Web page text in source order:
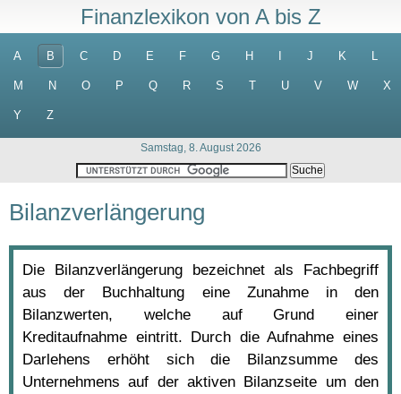
Finanzlexikon von A bis Z
A B C D E F G H J K L
M N O P Q R S T U V W X
Y Z
Samstag, 8. August 2026
Bilanzverlängerung
Die Bilanzverlängerung bezeichnet als Fachbegriff
aus der Buchhaltung eine Zunahme in den
Bilanzwerten, welche auf Grund einer
Kreditaufnahme eintritt. Durch die Aufnahme eines
Darlehens erhöht sich die Bilanzsumme des
Unternehmens auf der aktiven Bilanzseite um den